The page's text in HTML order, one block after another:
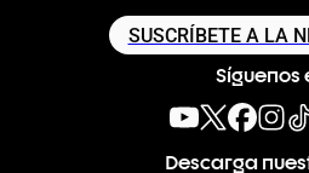
SUSCRÍBETE A LA
Síguenos
Descarga